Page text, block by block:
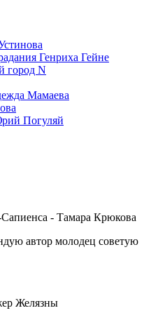
Генриха Гейне
город N
Мамаева
Погуляй
- Тамара Крюкова
автор молодец советую
Желязны